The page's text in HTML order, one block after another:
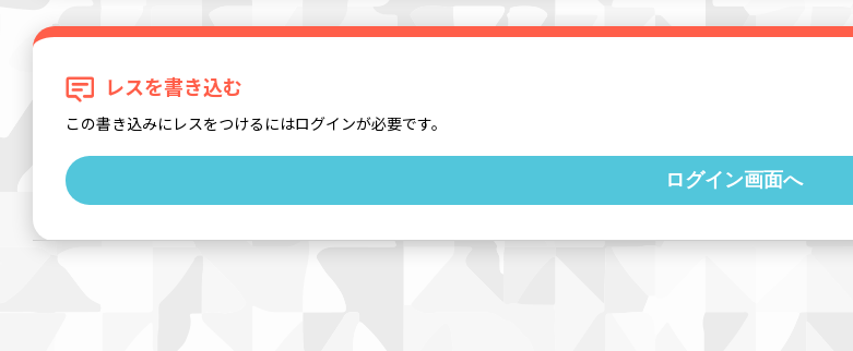
レスを書き込む
この書き込みにレスをつけるにはログインが必要です。
ログイン画面へ